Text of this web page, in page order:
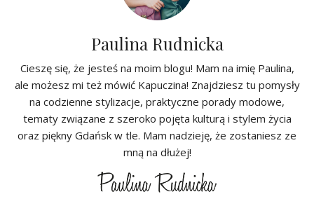
Paulina Rudnicka
Cieszę się, że jesteś na moim blogu! Mam na imię Paulina,
ale możesz mi też mówić Kapuczina! Znajdziesz tu pomysły
na codzienne stylizacje, praktyczne porady modowe,
tematy związane z szeroko pojęta kulturą i stylem życia
oraz piękny Gdańsk w tle. Mam nadzieję, że zostaniesz ze
mną na dłużej!